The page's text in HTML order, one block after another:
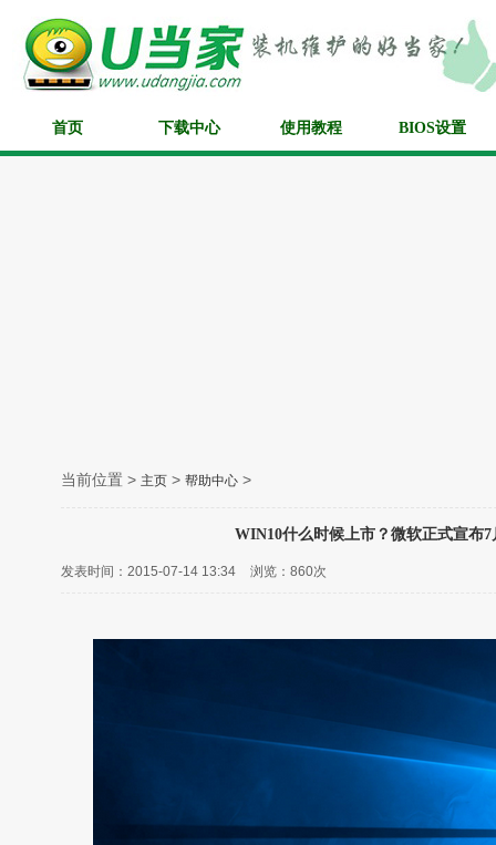
首页 下载中心 使用教程 BIOS设置
当前位置 > 主页 > 帮助中心 >
WIN10什么时候上市？微软正式宣布7
发表时间：2015-07-14 13:34 浏览： 860次